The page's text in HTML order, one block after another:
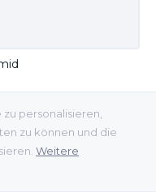
personalisieren,
zu können und die
Weitere